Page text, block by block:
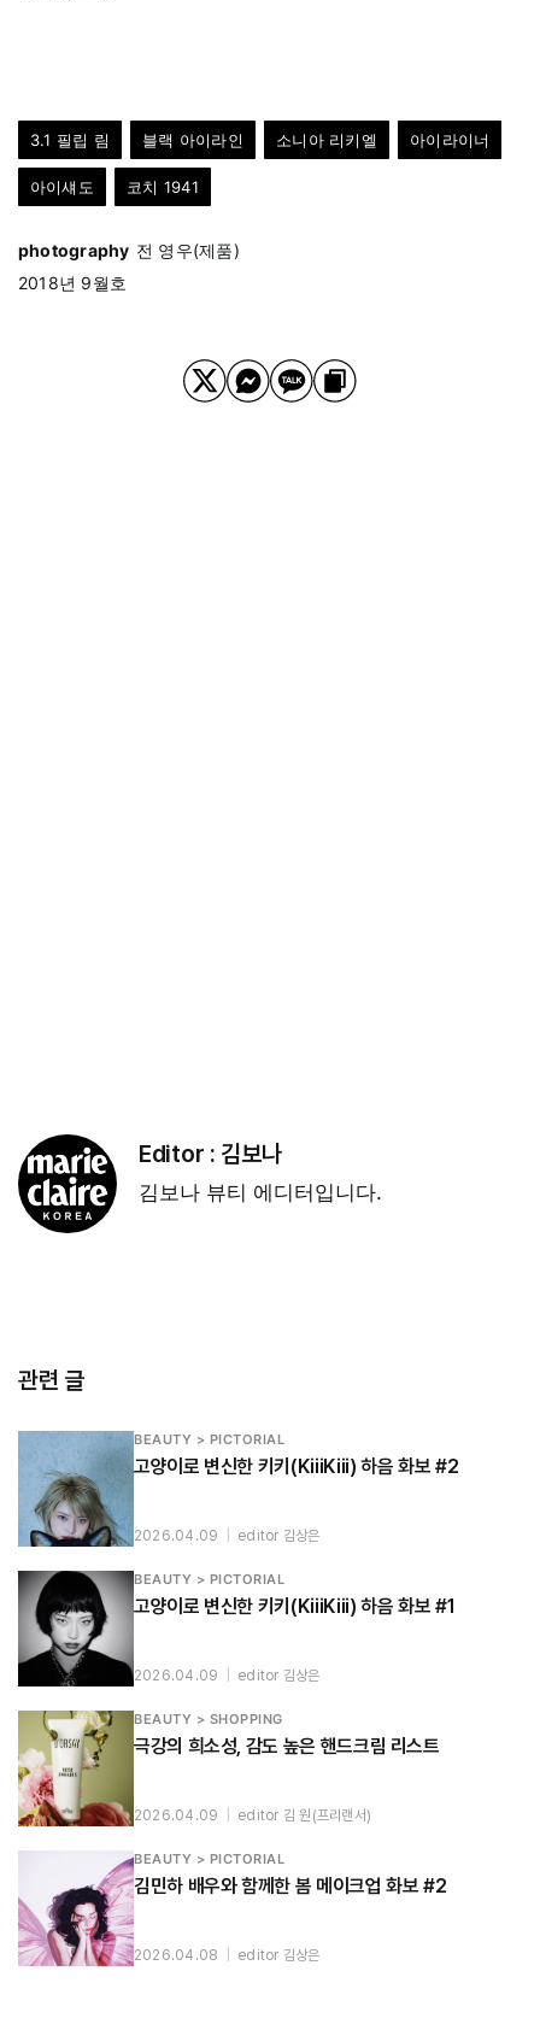
3.1 필립 림 블랙 아이라인 소니아 리키엘 아이라이너
아이섀도 코치 1941
photography 전 영우(제품)
2018년 9월호
Editor : 김보나
김보나 뷰티 에디터입니다.
관련 글
BEAUTY > PICTORIAL
고양이로 변신한 키키(KiiiKiii) 하음 화보 #2
2026.04.09 editor 김상은
BEAUTY > PICTORIAL
고양이로 변신한 키키(KiiiKiii) 하음 화보 #1
2026.04.09 editor 김상은
BEAUTY > SHOPPING
극강의 희소성, 감도 높은 핸드크림 리스트
2026.04.09 editor 김 원(프리랜서)
BEAUTY > PICTORIAL
김민하 배우와 함께한 봄 메이크업 화보 #2
2026.04.08 editor 김상은